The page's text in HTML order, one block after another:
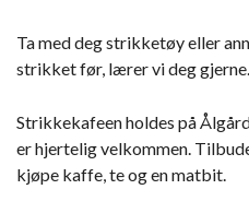
Ta med deg strikketøy eller
strikket før, lærer vi deg gjerne.
Strikkekafeen holdes på
er hjertelig velkommen.
kjøpe kaffe, te og en matbit.